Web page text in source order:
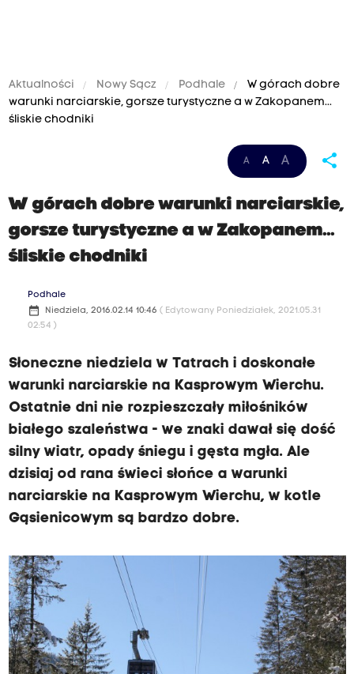
Aktualności Nowy Sącz Podhale
W górach dobre
warunki narciarskie, gorsze turystyczne a w Zakopanem...
śliskie chodniki
A A A share
W górach dobre warunki narciarskie,
gorsze turystyczne a w Zakopanem...
śliskie chodniki
Podhale
date_range Niedziela, 2016.02.14 10:46 ( Edytowany Poniedziałek, 2021.05.31
02:54 )
Słoneczne niedziela w Tatrach i doskonałe
warunki narciarskie na Kasprowym Wierchu.
Ostatnie dni nie rozpieszczały miłośników
białego szaleństwa - we znaki dawał się dość
silny wiatr, opady śniegu i gęsta mgła. Ale
dzisiaj od rana świeci słońce a warunki
narciarskie na Kasprowym Wierchu, w kotle
Gąsienicowym są bardzo dobre.